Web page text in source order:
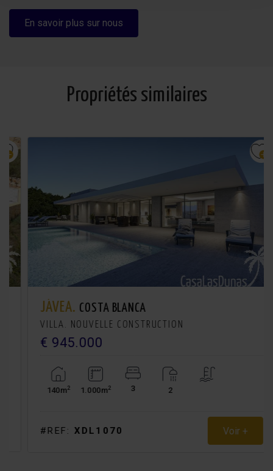
En savoir plus sur nous
Propriétés similaires
JÁVEA. COSTA BLANCA
VILLA. NOUVELLE CONSTRUCTION
€ 945.000
140m2 1.000m2
#REF:XDL1070 Voir +